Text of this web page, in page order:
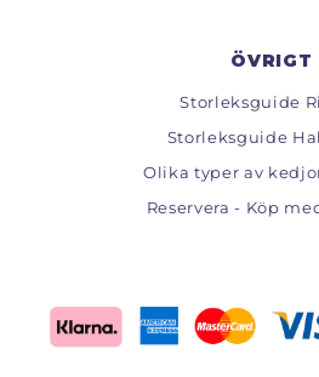
ÖVRIGT
Storleksguide
Storleksguide
Olika typer av
Reservera - Köp